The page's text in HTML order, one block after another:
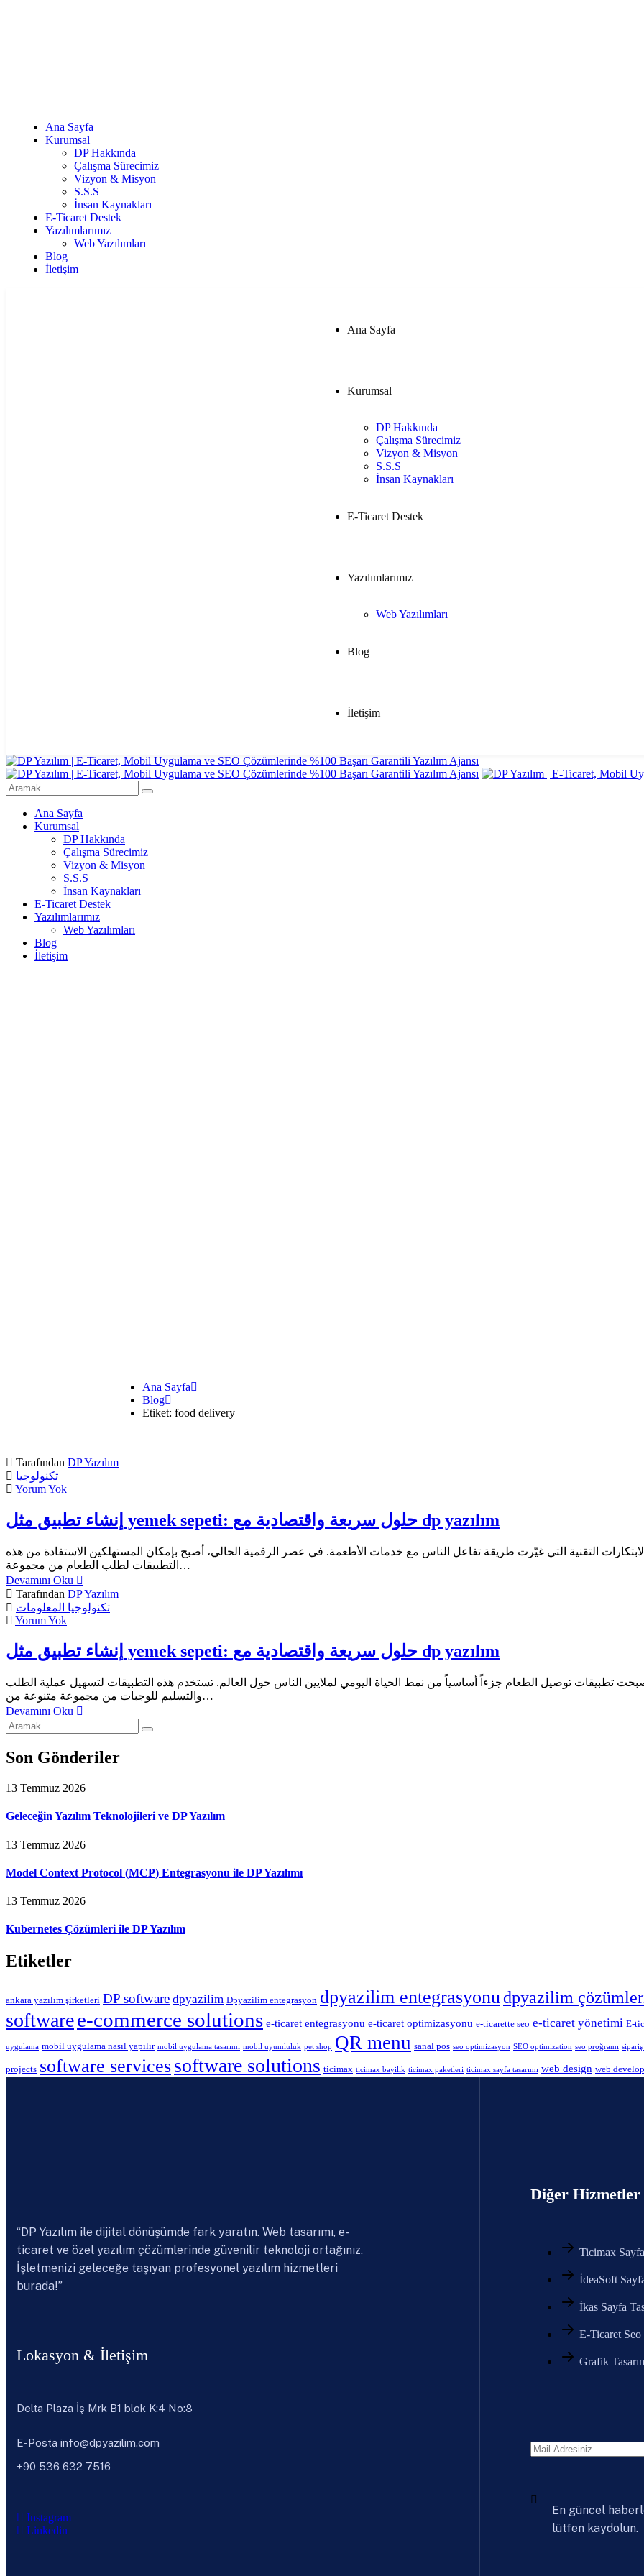
Ana Sayfa
Kurumsal
DP Hakkında
Çalışma Sürecimiz
Vizyon & Misyon
S.S.S
İnsan Kaynakları
E-Ticaret Destek
Yazılımlarımız
Web Yazılımları
Blog
İletişim
Ana Sayfa
Kurumsal
DP Hakkında
Çalışma Sürecimiz
Vizyon & Misyon
S.S.S
İnsan Kaynakları
E-Ticaret Destek
Yazılımlarımız
Web Yazılımları
Blog
İletişim
Ana Sayfa
Kurumsal
DP Hakkında
Çalışma Sürecimiz
Vizyon & Misyon
S.S.S
İnsan Kaynakları
E-Ticaret Destek
Yazılımlarımız
Web Yazılımları
Blog
İletişim
Ana Sayfa
Blog
Etiket: food delivery
Tarafından DP Yazılım
تكنولوجيا
Yorum Yok
إنشاء تطبيق مثل yemek sepeti: حلول سريعة واقتصادية مع dp yazılım
التقنية التي غيّرت طريقة تفاعل الناس مع خدمات الأطعمة. في عصر الرقمية الحالي، أصبح بإمكان المستهلكين الاستفادة من هذه
التطبيقات لطلب الطعام من مجموعة…
Devamını Oku
Tarafından DP Yazılım
تكنولوجيا المعلومات
Yorum Yok
إنشاء تطبيق مثل yemek sepeti: حلول سريعة واقتصادية مع dp yazılım
تطبيقات توصيل الطعام جزءاً أساسياً من نمط الحياة اليومي لملايين الناس حول العالم. تستخدم هذه التطبيقات لتسهيل عملية الطلب
والتسليم للوجبات من مجموعة متنوعة من…
Devamını Oku
Son Gönderiler
13 Temmuz 2026
Geleceğin Yazılım Teknolojileri ve DP Yazılım
13 Temmuz 2026
Model Context Protocol (MCP) Entegrasyonu ile DP Yazılımı
13 Temmuz 2026
Kubernetes Çözümleri ile DP Yazılım
Etiketler
ankara yazılım şirketleri DP software dpyazilim Dpyazilim entegrasyon dpyazilim entegrasyonu dpyazilim
softwaree-commerce solutions e-ticaret entegrasyonu e-ticaret optimizasyonu e-ticarette seo e-ticaret yönetimi E-
uygulama mobil uygulama nasıl yapılır mobil uygulama tasarımı mobil uyumluluk pet shop QR menu sanal pos seo optimizasyon SEO optimization seo proğramı
projects software servicessoftware solutions ticimax ticimax bayilik ticimax paketleri ticimax sayfa tasarımı web design web
“DP Yazılım ile dijital dönüşümde fark yaratın. Web tasarımı, e-
ticaret ve özel yazılım çözümlerinde güvenilir teknoloji ortağınız.
İşletmenizi geleceğe taşıyan profesyonel yazılım hizmetleri
burada!”
Lokasyon & İletişim
Delta Plaza İş Mrk B1 blok K:4 No:8
E-Posta info@dpyazilim.com
+90 536 632 7516
Instagram
Linkedin
Diğer Hizmetler
Ticimax
İdeaSoft
İkas Sayfa
E-Ticaret
Grafik
En güncel
lütfen kaydolun.